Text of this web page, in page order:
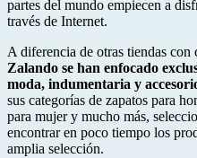
partes del mundo empiecen a
través de Internet.
A diferencia de otras tiendas con
Zalando se han enfocado
moda, indumentaria y
sus categorías de zapatos para
para mujer y mucho más,
encontrar en poco tiempo los
amplia selección.